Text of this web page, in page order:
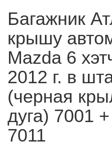
Багажник
крышу
Mazda 6
2012 г. в
(черная
дуга) 7001
7011